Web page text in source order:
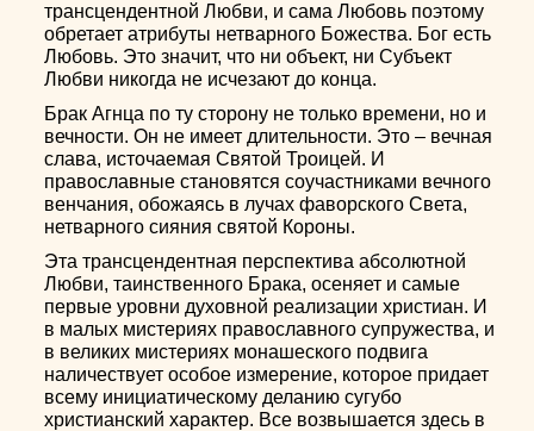
трансцендентной Любви, и сама Любовь поэтому
обретает атрибуты нетварного Божества. Бог есть
Любовь. Это значит, что ни объект, ни Субъект
Любви никогда не исчезают до конца.
Брак Агнца по ту сторону не только времени, но и
вечности. Он не имеет длительности. Это – вечная
слава, источаемая Святой Троицей. И
православные становятся соучастниками вечного
венчания, обожаясь в лучах фаворского Света,
нетварного сияния святой Короны.
Эта трансцендентная перспектива абсолютной
Любви, таинственного Брака, осеняет и самые
первые уровни духовной реализации христиан. И
в малых мистериях православного супружества, и
в великих мистериях монашеского подвига
наличествует особое измерение, которое придает
всему инициатическому деланию сугубо
христианский характер. Все возвышается здесь в